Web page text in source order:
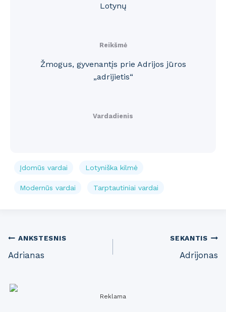
Lotynų
Reikšmė
Žmogus, gyvenantįs prie Adrijos jūros
„adrijietis“
Vardadienis
Įdomūs vardai Lotyniška kilmė
Modernūs vardai Tarptautiniai vardai
Post
navigation
ANKSTESNIS
Adrianas
SEKANTIS
Adrijonas
Reklama